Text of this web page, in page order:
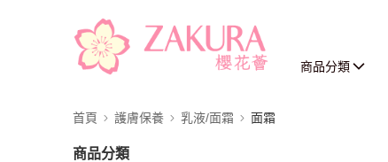
商品分類
首頁 護膚保養 乳液/面霜 面霜
商品分類